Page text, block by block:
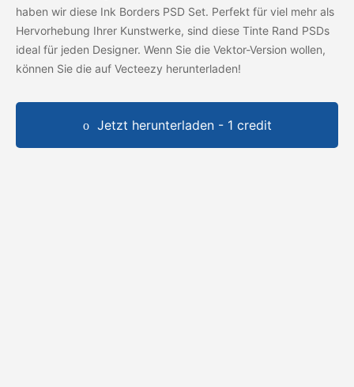
haben wir diese Ink Borders PSD Set. Perfekt für viel mehr als
Hervorhebung Ihrer Kunstwerke, sind diese Tinte Rand PSDs
ideal für jeden Designer. Wenn Sie die Vektor-Version wollen,
können Sie die auf Vecteezy herunterladen!
Jetzt herunterladen - 1 credit